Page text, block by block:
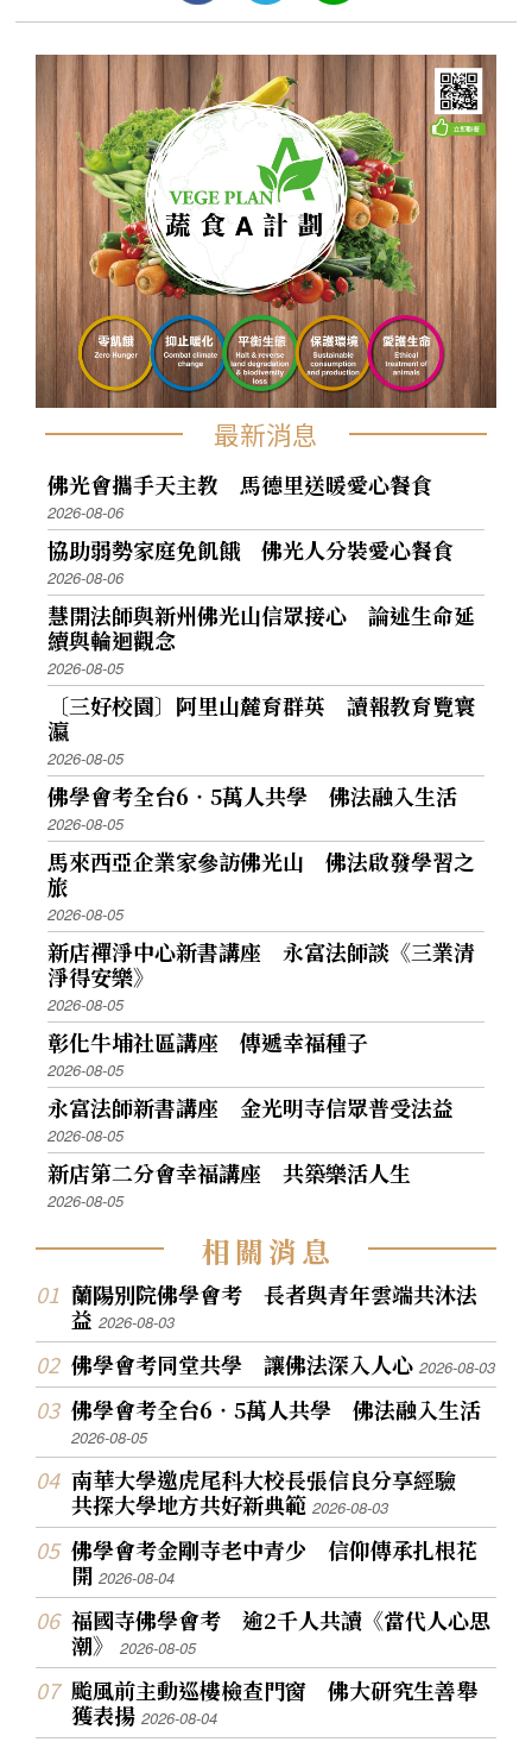
最新消息
佛光會攜手天主教 馬德里送暖愛心餐食
2026-08-06
協助弱勢家庭免飢餓 佛光人分裝愛心餐食
2026-08-06
慧開法師與新州佛光山信眾接心 論述生命延
續與輪迴觀念
2026-08-05
〔三好校園〕阿里山麓育群英 讀報教育覽寰
瀛
2026-08-05
佛學會考全台6‧5萬人共學 佛法融入生活
2026-08-05
馬來西亞企業家參訪佛光山 佛法啟發學習之
旅
2026-08-05
新店禪淨中心新書講座 永富法師談《三業清
淨得安樂》
2026-08-05
彰化牛埔社區講座 傳遞幸福種子
2026-08-05
永富法師新書講座 金光明寺信眾普受法益
2026-08-05
新店第二分會幸福講座 共築樂活人生
2026-08-05
相關消息
蘭陽別院佛學會考 長者與青年雲端共沐法
益2026-08-03
佛學會考同堂共學 讓佛法深入人心2026-08-03
佛學會考全台6‧5萬人共學 佛法融入生活
2026-08-05
南華大學邀虎尾科大校長張信良分享經驗
共探大學地方共好新典範2026-08-03
佛學會考金剛寺老中青少 信仰傳承扎根花
開2026-08-04
福國寺佛學會考 逾2千人共讀《當代人心思
潮》2026-08-05
颱風前主動巡樓檢查門窗 佛大研究生善舉
獲表揚2026-08-04